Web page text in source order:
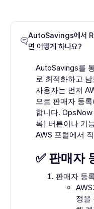
AutoSavings에서 RI
면 어떻게 하나요?
AutoSavings를
로 최적화하고
사용자는 먼저
으로 판매자 등
합니다.
록] 버튼이나 기
AWS 포털에서
✅ 판매자
판매자 등
정을